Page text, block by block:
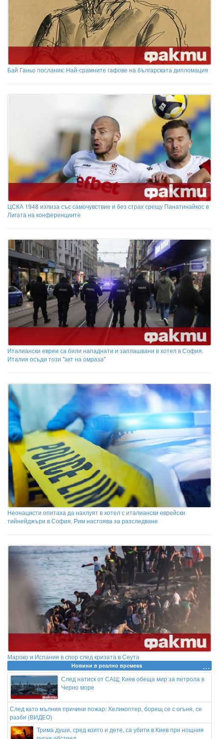
Бай Ганьо посланик: Най-срамните гафове на българската дипломация
ЦСКА 1948 излиза със самочувствие и без страх срещу Панатинайкос в
Лигата на конференциите
Италиански евреи са били нападнати и заплашвани в хотел в София.
Италия осъди този "акт на омраза"
Неонацисти опитаха да нахлуят в хотел с италиански еврейски
тийнейджъри в София, Рим настоява за разследване
Мароко и Испания в спор след кризата в Сеута
Новини в реално времеss
След натиск от САЩ: Киев обеща мир за петрола в
Черно море
След като мълния причини пожар: Хеликоптер, борещ се с огъня, се
разби (ВИДЕО)
Трима души, сред които и дете, са убити в Киев при нощния